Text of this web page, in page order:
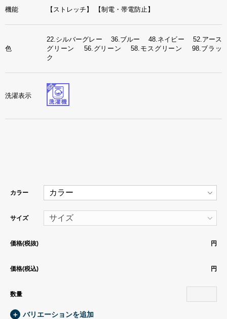
機能 【ストレッチ】 【制電・帯電防止】
色
22.シルバーグレー 36.ブルー 48.ネイビー 52.アース
グリーン 56.グリーン 58.モスグリーン 98.ブラッ
ク
洗濯表示
カラー
サイズ
価格(税抜) 円
価格(税込) 円
数量
＋ バリエーションを追加